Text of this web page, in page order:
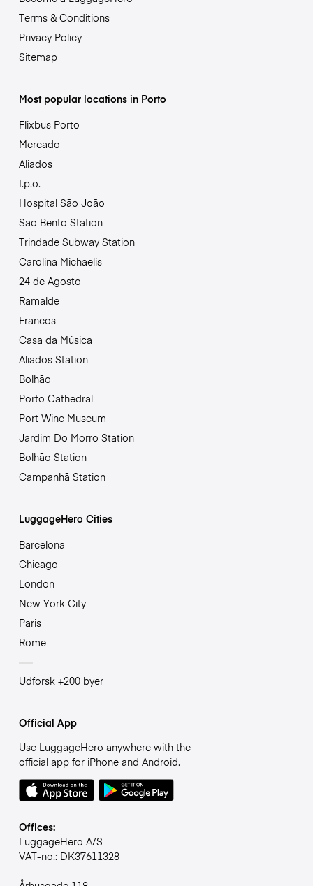
Terms & Conditions
Privacy Policy
Sitemap
Most popular locations in Porto
Flixbus Porto
Mercado
Aliados
I.p.o.
Hospital São João
São Bento Station
Trindade Subway Station
Carolina Michaelis
24 de Agosto
Ramalde
Francos
Casa da Música
Aliados Station
Bolhão
Porto Cathedral
Port Wine Museum
Jardim Do Morro Station
Bolhão Station
Campanhã Station
LuggageHero Cities
Barcelona
Chicago
London
New York City
Paris
Rome
Udforsk +200 byer
Official App
Use LuggageHero anywhere with the
official app for iPhone and Android.
Offices:
LuggageHero A/S
VAT-no.: DK37611328